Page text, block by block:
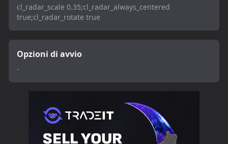
cl_radar_scale 0.35;cl_radar_always_centered
true;cl_radar_rotate true
Opzioni di avvio
-